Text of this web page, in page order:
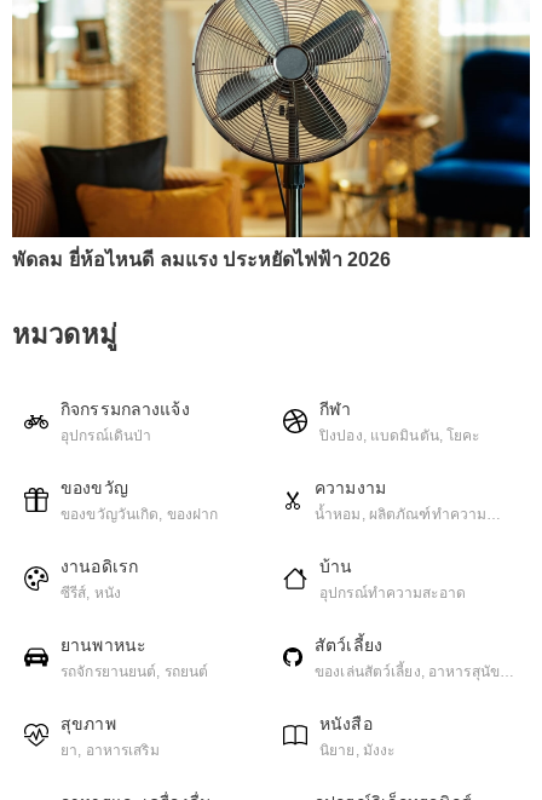
พัดลม ยี่ห้อไหนดี ลมแรง ประหยัดไฟฟ้า 2026
หมวดหมู่
กิจกรรมกลางแจ้ง
อุปกรณ์เดินป่า
กีฬา
ปิงปอง, แบดมินตัน, โยคะ
ของขวัญ
ของขวัญวันเกิด, ของฝาก
ความงาม
น้ำหอม, ผลิตภัณฑ์ทําความ
งานอดิเรก
ซีรีส์, หนัง
บ้าน
อุปกรณ์ทำความสะอาด
ยานพาหนะ
รถจักรยานยนต์, รถยนต์
สัตว์เลี้ยง
ของเล่นสัตว์เลี้ยง, อาหารสุนัข,
สุขภาพ
ยา, อาหารเสริม
หนังสือ
นิยาย, มังงะ